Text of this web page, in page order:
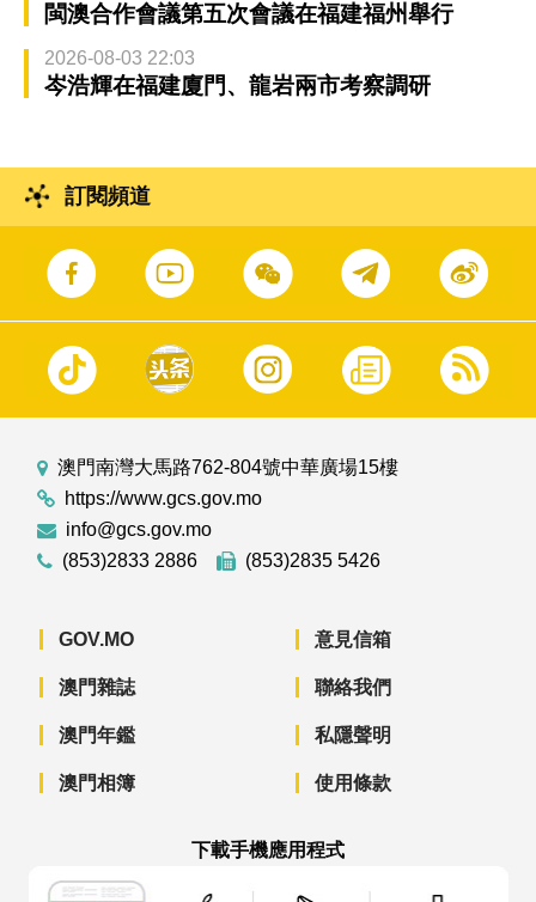
閩澳合作會議第五次會議在福建福州舉行
2026-08-03 22:03
岑浩輝在福建廈門、龍岩兩市考察調研
訂閱頻道
澳門南灣大馬路762-804號中華廣場15樓
https://www.gcs.gov.mo
info@gcs.gov.mo
(853)2833 2886
(853)2835 5426
GOV.MO
澳門雜誌
澳門年鑑
澳門相簿
意見信箱
聯絡我們
私隱聲明
使用條款
下載手機應用程式